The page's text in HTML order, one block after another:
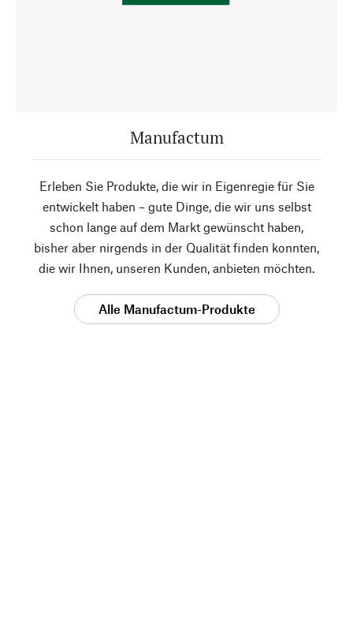
Manufactum
Erleben Sie Produkte, die wir in Eigenregie für Sie
entwickelt haben – gute Dinge, die wir uns selbst
schon lange auf dem Markt gewünscht haben,
bisher aber nirgends in der Qualität finden konnten,
die wir Ihnen, unseren Kunden, anbieten möchten.
Alle Manufactum-Produkte